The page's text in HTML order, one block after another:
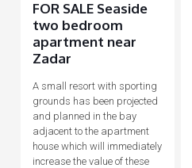
FOR SALE Seaside
two bedroom
apartment near
Zadar
A small resort with sporting
grounds has been projected
and planned in the bay
adjacent to the apartment
house which will immediately
increase the value of these